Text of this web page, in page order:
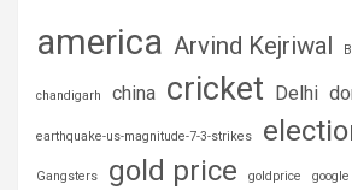
america Arvind Kejriwal
chandigarh china cricket Delhi
earthquake-us-magnitude-7-3-strikes
Gangsters gold price goldprice google